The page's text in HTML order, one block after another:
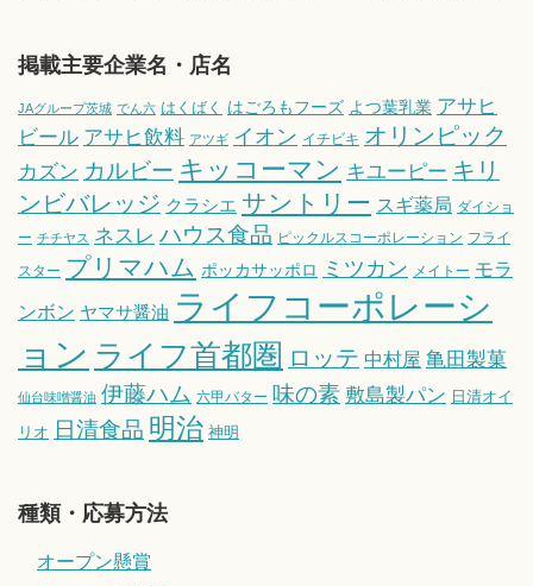
掲載主要企業名・店名
JAグループ茨城 でん六 はくばく はごろもフーズ よつ葉乳業 アサヒ
ビール アサヒ飲料 アツギ イオン イチビキ オリンピック
カズン カルビー キッコーマン キユーピー キリ
ンビバレッジ クラシエ サントリー スギ薬局 ダイショ
ー チチヤス ネスレ ハウス食品 ピックルスコーポレーション フライ
スター プリマハム ポッカサッポロ ミツカン メイトー モラ
ンボン ヤマサ醤油 ライフコーポレーシ
ョン ライフ首都圏 ロッテ 中村屋 亀田製菓
仙台味噌醤油 伊藤ハム 六甲バター 味の素 敷島製パン 日清オイ
リオ 日清食品 明治 神明
種類・応募方法
オープン懸賞